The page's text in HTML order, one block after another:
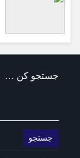
جستجو کن …